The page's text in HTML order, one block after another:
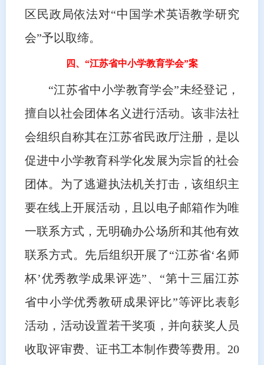
区民政局依法对“中国学术英语教学研究
会”予以取缔。
四、“江苏省中小学教育学会”案
“江苏省中小学教育学会”未经登记，
擅自以社会团体名义进行活动。该非法社
会组织自称其在江苏省民政厅注册，是以
促进中小学教育科学化发展为宗旨的社会
团体。为了逃避执法机关打击，该组织主
要在线上开展活动，且以电子邮箱作为唯
一联系方式，无明确办公场所和其他有效
联系方式。先后组织开展了“江苏省‘名师
杯’优秀教学成果评选”、“第十三届江苏
省中小学优秀教研成果评比”等评比表彰
活动，活动设置若干奖项，并向获奖人员
收取评审费、证书工本制作费等费用。20